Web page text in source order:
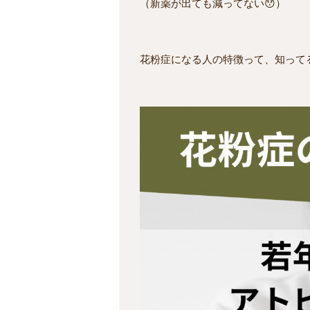
（新薬が出ても減ってない😯）
花粉症になる人の特徴って、知って